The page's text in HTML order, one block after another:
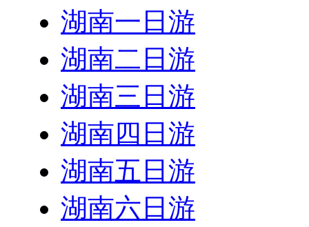
湖南一日游
湖南二日游
湖南三日游
湖南四日游
湖南五日游
湖南六日游